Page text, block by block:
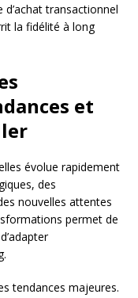
transactionnel
la fidélité à long
et
évolue rapidement
des
nouvelles attentes
permet de
tendances majeures.